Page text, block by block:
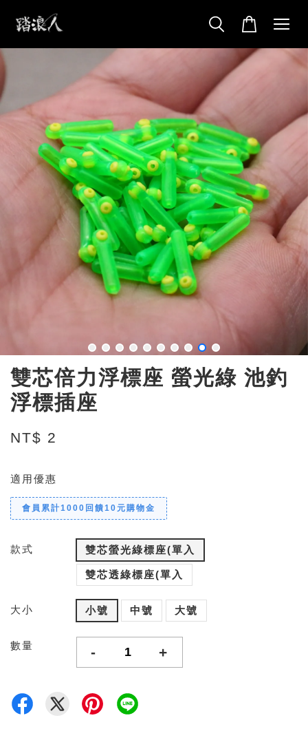
雙芯倍力浮標座 螢光綠 池釣
浮標插座
NT$ 2
適用優惠
會員累計1000回饋10元購物金
款式 雙芯螢光綠標座(單入
雙芯透綠標座(單入
大小 小號 中號 大號
數量 - +